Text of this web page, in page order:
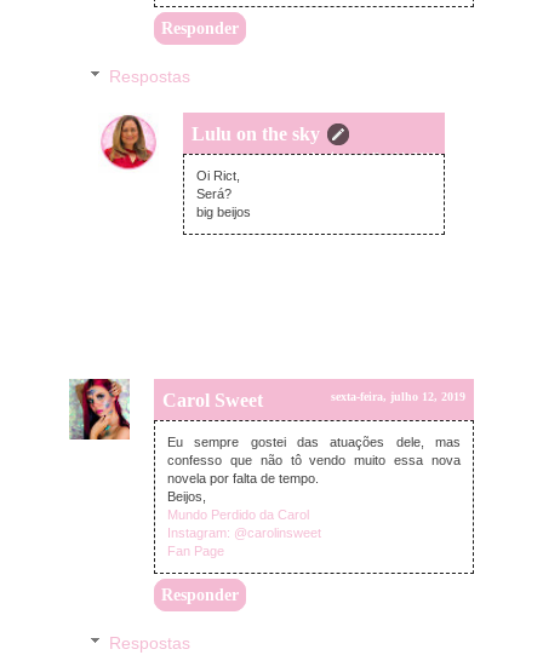
Responder
Respostas
Lulu on the sky
domingo, julho 14, 2019
Oi Rict,
Será?
big beijos
Carol Sweet sexta-feira, julho 12, 2019
Eu sempre gostei das atuações dele, mas
confesso que não tô vendo muito essa nova
novela por falta de tempo.
Beijos,
Mundo Perdido da Carol
Instagram: @carolinsweet
Fan Page
Responder
Respostas